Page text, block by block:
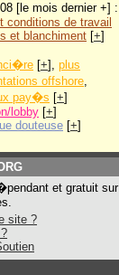
[le mois dernier +] :
conditions de travail
et blanchiment [+]
[+], plus
offshore,
pay�s [+]
lobby [+]
douteuse [+]
et gratuit sur
site ?